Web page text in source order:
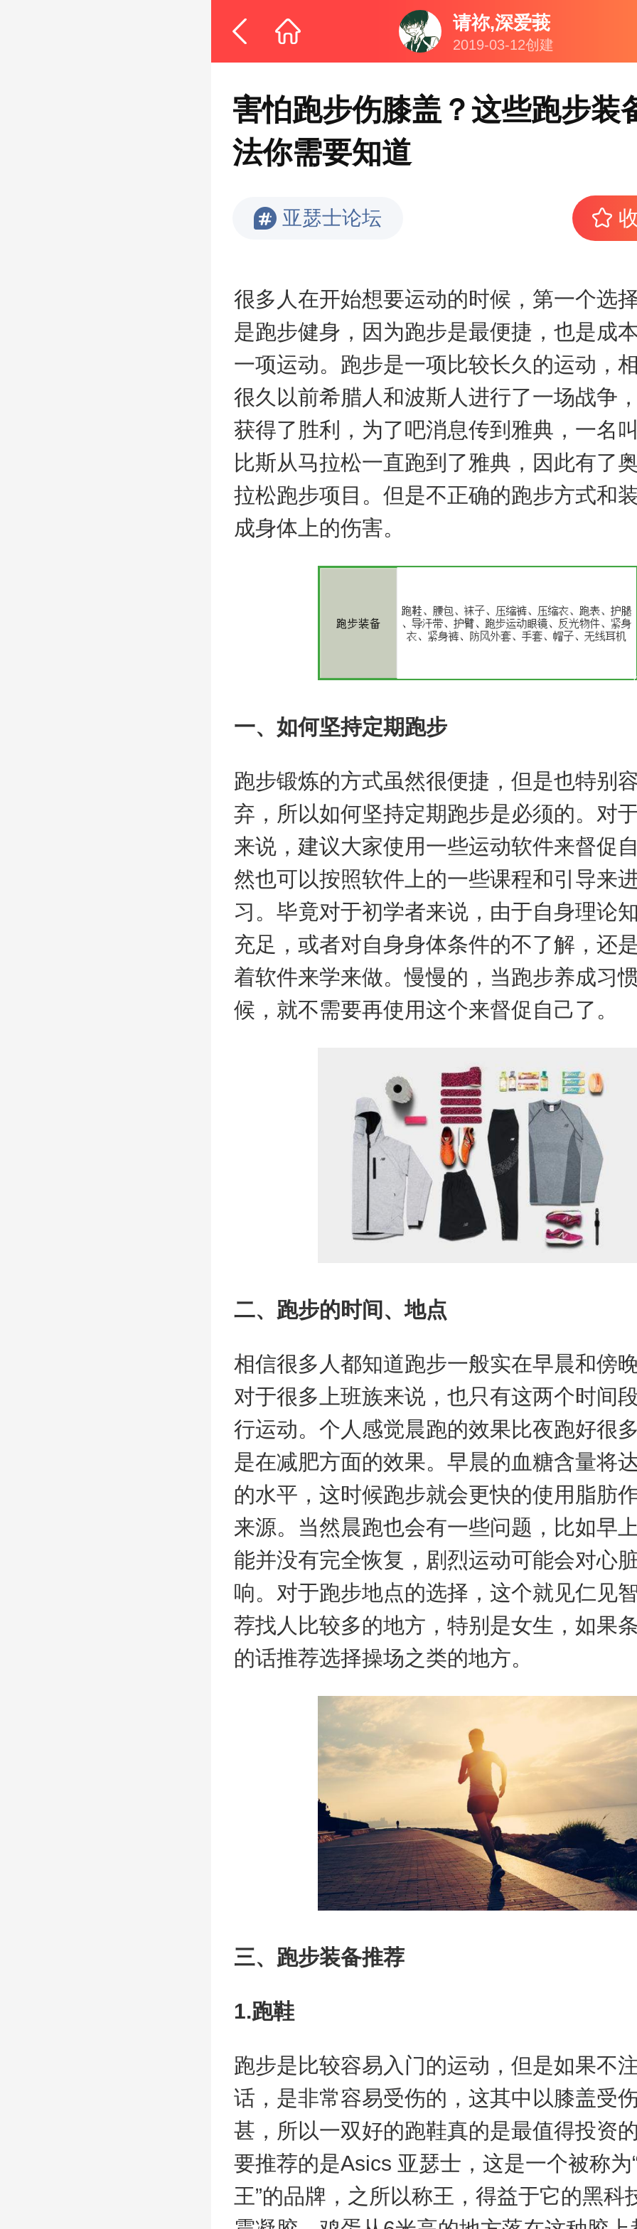
请祢,深爱莪
2019-03-12创建
害怕跑步伤膝盖？这些跑步装
法你需要知道
亚瑟士论坛
很多人在开始想要运动的时候，第一个选
是跑步健身，因为跑步是最便捷，也是成
一项运动。跑步是一项比较长久的运动，
很久以前希腊人和波斯人进行了一场战争
获得了胜利，为了吧消息传到雅典，一名
比斯从马拉松一直跑到了雅典，因此有了
拉松跑步项目。但是不正确的跑步方式和
成身体上的伤害。
一、如何坚持定期跑步
跑步锻炼的方式虽然很便捷，但是也特别
弃，所以如何坚持定期跑步是必须的。对
来说，建议大家使用一些运动软件来督促
然也可以按照软件上的一些课程和引导来
习。毕竟对于初学者来说，由于自身理论
充足，或者对自身身体条件的不了解，还
着软件来学来做。慢慢的，当跑步养成习
候，就不需要再使用这个来督促自己了。
二、跑步的时间、地点
相信很多人都知道跑步一般实在早晨和傍
对于很多上班族来说，也只有这两个时间
行运动。个人感觉晨跑的效果比夜跑好很
是在减肥方面的效果。早晨的血糖含量将
的水平，这时候跑步就会更快的使用脂肪
来源。当然晨跑也会有一些问题，比如早
能并没有完全恢复，剧烈运动可能会对心
响。对于跑步地点的选择，这个就见仁见
荐找人比较多的地方，特别是女生，如果
的话推荐选择操场之类的地方。
三、跑步装备推荐
1.跑鞋
跑步是比较容易入门的运动，但是如果不
话，是非常容易受伤的，这其中以膝盖受
甚，所以一双好的跑鞋真的是最值得投资
要推荐的是Asics 亚瑟士，这是一个被称为
王”的品牌，之所以称王，得益于它的黑科